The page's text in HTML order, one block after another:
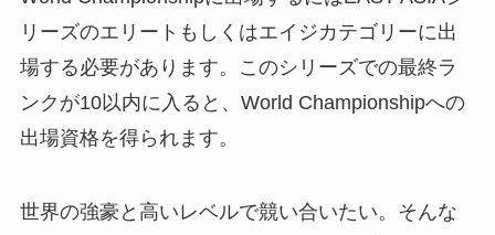
リーズのエリートもしくはエイジカテゴリーに出
場する必要があります。このシリーズでの最終ラ
ンクが10以内に入ると、World Championshipへの
出場資格を得られます。
世界の強豪と高いレベルで競い合いたい。そんな